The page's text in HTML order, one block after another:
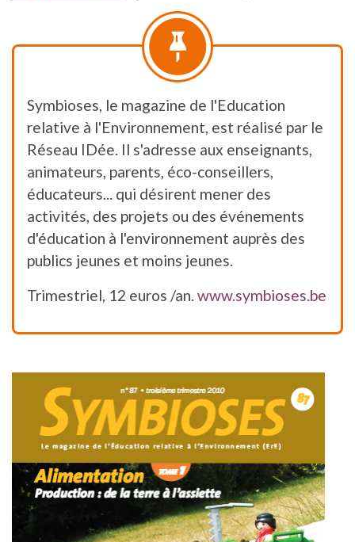
Symbioses, le magazine de l'Education
relative à l'Environnement, est réalisé par le
Réseau IDée. Il s'adresse aux enseignants,
animateurs, parents, éco-conseillers,
éducateurs... qui désirent mener des
activités, des projets ou des événements
d'éducation à l'environnement auprès des
publics jeunes et moins jeunes.
Trimestriel, 12 euros /an. www.symbioses.be